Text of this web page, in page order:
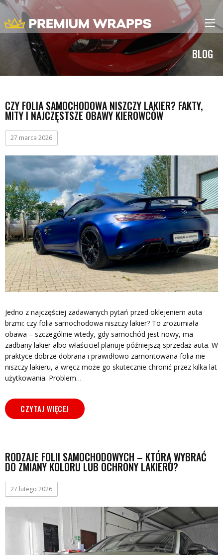
BLOG
CZY FOLIA SAMOCHODOWA NISZCZY LAKIER? FAKTY,
MITY I NAJCZĘSTSZE OBAWY KIEROWCÓW
27 marca 2026
Jedno z najczęściej zadawanych pytań przed oklejeniem auta
brzmi: czy folia samochodowa niszczy lakier? To zrozumiała
obawa – szczególnie wtedy, gdy samochód jest nowy, ma
zadbany lakier albo właściciel planuje późniejszą sprzedaż auta. W
praktyce dobrze dobrana i prawidłowo zamontowana folia nie
niszczy lakieru, a wręcz może go skutecznie chronić przez kilka lat
użytkowania. Problem…
CZYTAJ WIĘCEJ
RODZAJE FOLII SAMOCHODOWYCH – KTÓRĄ WYBRAĆ
DO ZMIANY KOLORU LUB OCHRONY LAKIERU?
27 lutego 2026